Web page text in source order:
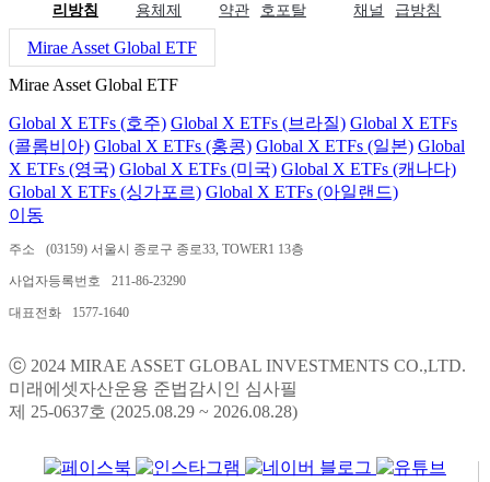
리방침
용체제
약관
호포탈
채널
급방침
Mirae Asset Global ETF
Mirae Asset Global ETF
Global X ETFs (호주) Global X ETFs (브라질) Global X ETFs
(콜롬비아) Global X ETFs (홍콩) Global X ETFs (일본) Global
X ETFs (영국) Global X ETFs (미국) Global X ETFs (캐나다)
Global X ETFs (싱가포르) Global X ETFs (아일랜드)
이동
주소 (03159) 서울시 종로구 종로33, TOWER1 13층
사업자등록번호 211-86-23290
대표전화 1577-1640
ⓒ 2024 MIRAE ASSET GLOBAL INVESTMENTS CO.,LTD.
미래에셋자산운용 준법감시인 심사필
제 25-0637호 (2025.08.29 ~ 2026.08.28)